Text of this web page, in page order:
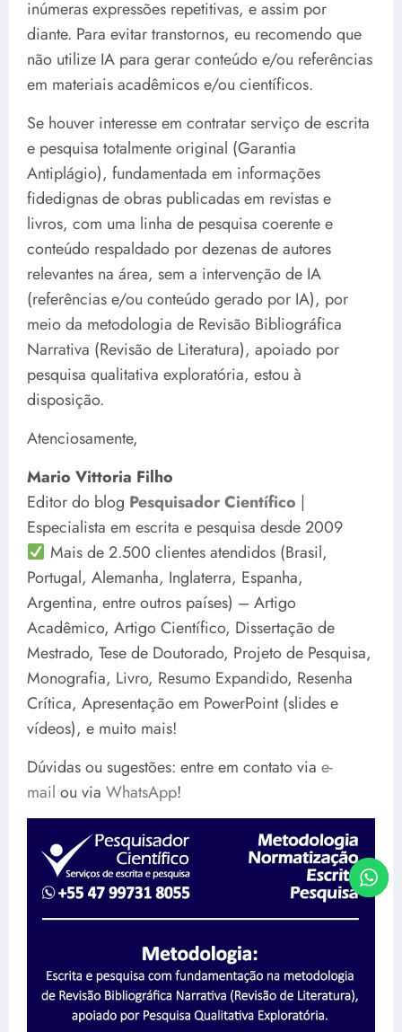
inúmeras expressões repetitivas, e assim por
diante. Para evitar transtornos, eu recomendo que
não utilize IA para gerar conteúdo e/ou referências
em materiais acadêmicos e/ou científicos.
Se houver interesse em contratar serviço de escrita
e pesquisa totalmente original (Garantia
Antiplágio), fundamentada em informações
fidedignas de obras publicadas em revistas e
livros, com uma linha de pesquisa coerente e
conteúdo respaldado por dezenas de autores
relevantes na área, sem a intervenção de IA
(referências e/ou conteúdo gerado por IA), por
meio da metodologia de Revisão Bibliográfica
Narrativa (Revisão de Literatura), apoiado por
pesquisa qualitativa exploratória, estou à
disposição.
Atenciosamente,
Mario Vittoria Filho
Editor do blog Pesquisador Científico |
Especialista em escrita e pesquisa desde 2009
Mais de 2.500 clientes atendidos (Brasil,
Portugal, Alemanha, Inglaterra, Espanha,
Argentina, entre outros países) – Artigo
Acadêmico, Artigo Científico, Dissertação de
Mestrado, Tese de Doutorado, Projeto de Pesquisa,
Monografia, Livro, Resumo Expandido, Resenha
Crítica, Apresentação em PowerPoint (slides e
vídeos), e muito mais!
Dúvidas ou sugestões: entre em contato via e-
mail ou via WhatsApp!